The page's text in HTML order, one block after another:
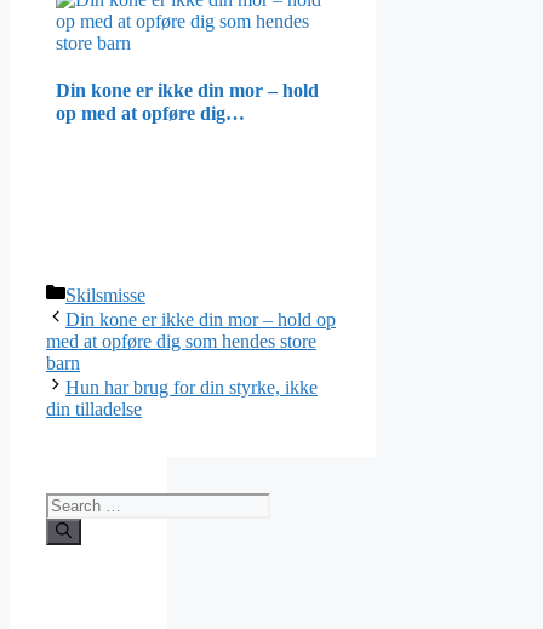
Din kone er ikke din mor – hold
op med at opføre dig…
Categories
Skilsmisse
Din kone er ikke din mor – hold op
med at opføre dig som hendes store
barn
Hun har brug for din styrke, ikke
din tilladelse
Search
for: